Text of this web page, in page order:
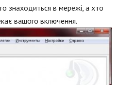
знаходиться в мережі, а хто
вашого включення.